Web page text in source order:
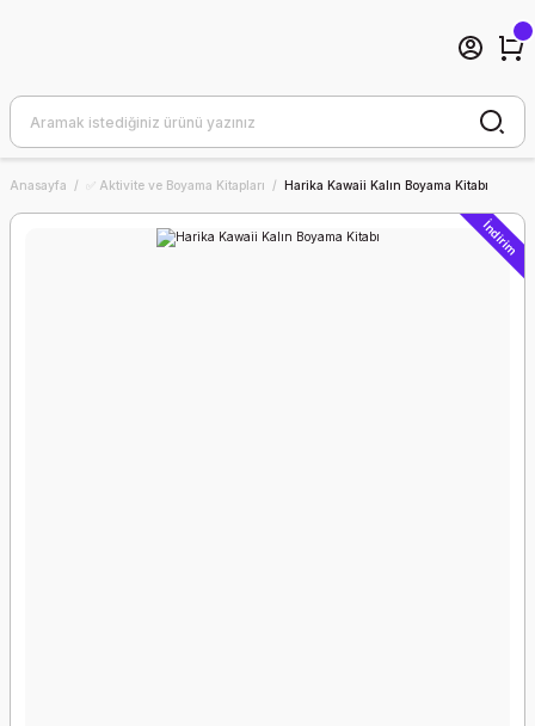
Anasayfa ✅ Aktivite ve Boyama Kitapları Harika Kawaii Kalın Boyama Kitabı
İndirim